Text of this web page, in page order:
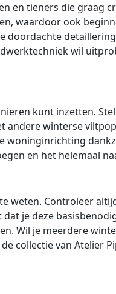
en tieners die graag
waardoor ook
doordachte
wil
kunt inzetten.
winterse
en het helemaal
weten. Controleer
je deze
Wil je meerdere
collectie van Atelier